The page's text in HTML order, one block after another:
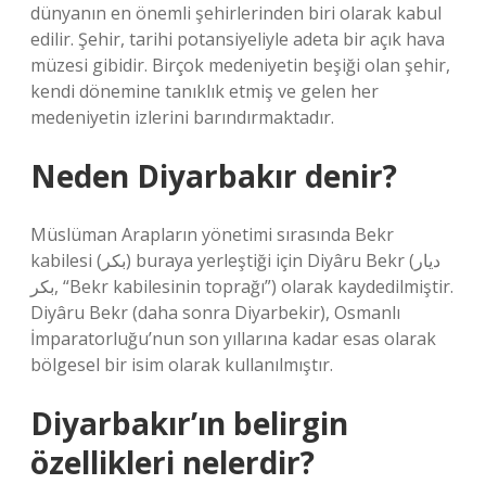
dünyanın en önemli şehirlerinden biri olarak kabul
edilir. Şehir, tarihi potansiyeliyle adeta bir açık hava
müzesi gibidir. Birçok medeniyetin beşiği olan şehir,
kendi dönemine tanıklık etmiş ve gelen her
medeniyetin izlerini barındırmaktadır.
Neden Diyarbakır denir?
Müslüman Arapların yönetimi sırasında Bekr
kabilesi (بکر) buraya yerleştiği için Diyâru Bekr (ديار
بكر, “Bekr kabilesinin toprağı”) olarak kaydedilmiştir.
Diyâru Bekr (daha sonra Diyarbekir), Osmanlı
İmparatorluğu’nun son yıllarına kadar esas olarak
bölgesel bir isim olarak kullanılmıştır.
Diyarbakır’ın belirgin
özellikleri nelerdir?